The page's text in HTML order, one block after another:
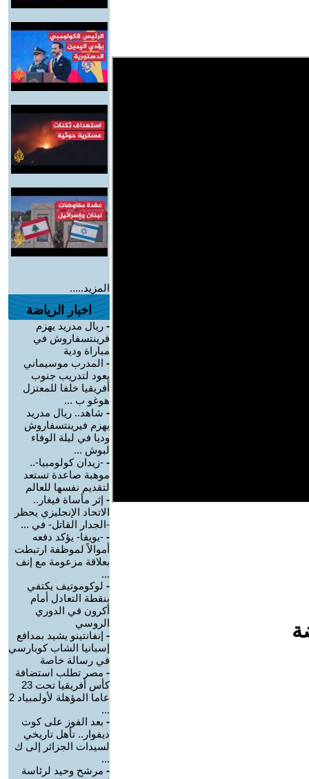
المزيد.....
اخبار الرياضة
- ريال مدريد يهزم
فرينتسفاروش في
مباراة ودية
- المدرب موسيماني
يعود لتدريب جنوب
أفريقيا خلفا للمعتزل
هوغو ب ...
- شاهد.. ريال مدريد
يهزم فيرينتسفاروش
وديا في ليلة الوفاء
لبوش ...
- -زيدان كولومبيا-..
موهبة صاعدة تستعد
لتقديم نفسها للعالم
- إثر مأساة فيغار..
الاتحاد الإنجليزي يحظر
-الجدار القاتل- في ...
- -يويفا- يؤكد دفعه
أموالاً لموظفة ارتبطت
بعلاقة مزعومة مع إنف
...
- لوكوموتيف يكتفي
بنقطة التعادل أمام
أكرون في الدوري
الروسي
- إنفانتينو يشيد بمدافع
إسبانيا الشاب كوبارسي
في رسالة خاصة
- مصر تطلب استضافة
كأس أفريقيا تحت 23
عاما المؤهلة لأولمبياد 2
...
- بعد الفوز على كوت
ديفوار.. تأهل تاريخي
لسيدات الجزائر إلى ك
...
- مرشح وحيد لرئاسة